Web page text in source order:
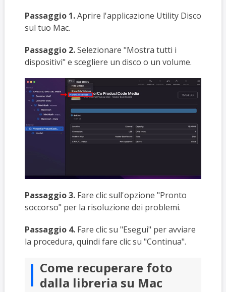
Passaggio 1.Aprire l'applicazione Utility Disco
sul tuo Mac.
Passaggio 2.Selezionare "Mostra tutti i
dispositivi" e scegliere un disco o un volume.
Passaggio 3.Fare clic sull'opzione "Pronto
soccorso" per la risoluzione dei problemi.
Passaggio 4.Fare clic su "Esegui" per avviare
la procedura, quindi fare clic su "Continua".
Come recuperare foto
dalla libreria su Mac